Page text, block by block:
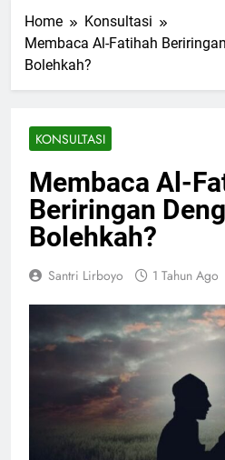
Home
Konsultasi
Membaca Al-Fatihah
Bolehkah?
KONSULTASI
Membaca Al-
Beriringan
Bolehkah?
Santri Lirboyo 1 Tahun Ago